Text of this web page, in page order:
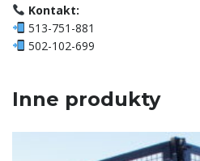
Kontakt:
513-751-881
502-102-699
Inne produkty